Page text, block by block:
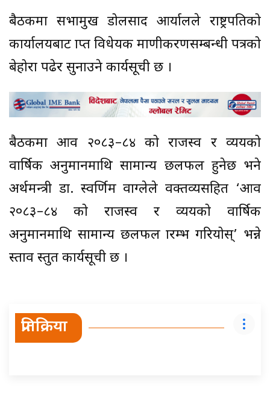
बैठकमा सभामुख डोलप्रसाद आर्यालले राष्ट्रपतिको
कार्यालयबाट प्राप्त विधेयक प्रमाणीकरणसम्बन्धी पत्रको
बेहोरा पढेर सुनाउने कार्यसूची छ ।
बैठकमा आव २०८३–८४ को राजस्व र व्ययको
वार्षिक अनुमानमाथि सामान्य छलफल हुनेछ भने
अर्थमन्त्री डा. स्वर्णिम वाग्लेले वक्तव्यसहित ‘आव
२०८३–८४ को राजस्व र व्ययको वार्षिक
अनुमानमाथि सामान्य छलफल प्रारम्भ गरियोस्’ भन्ने
प्रस्ताव प्रस्तुत कार्यसूची छ ।
प्रतिक्रिया